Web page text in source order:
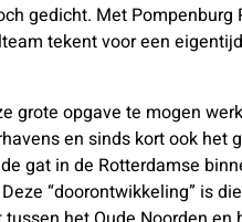
gedicht. Met
tekent voor een
grote opgave te mogen
en sinds kort ook het
gat in de Rotterdamse
“doorontwikkeling” is